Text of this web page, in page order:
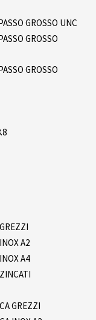
GROSSO UNC
GROSSO
GROSSO
A2
A4
GREZZI